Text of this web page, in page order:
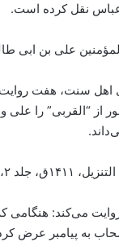
عباس نقل کرده است.
علی بن ابی طالب، ۱۴۳۳ق،
سنت، هفت روایت
از “القربی” را
صفحه ۱۸۹-۱۹۶ )
می‌کند: هنگامی
به پیامبر عرض